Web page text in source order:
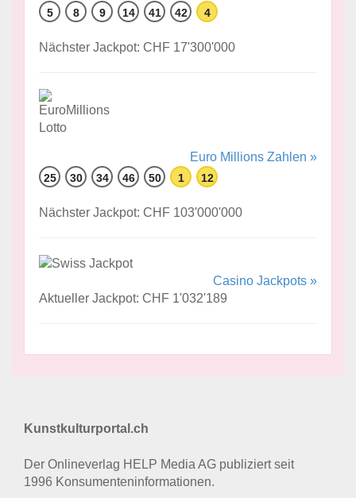
5 8 9 14 41 42 4
Nächster Jackpot: CHF 17'300'000
Euro Millions Zahlen »
25 30 34 46 50 1 12
Nächster Jackpot: CHF 103'000'000
Casino Jackpots »
Aktueller Jackpot: CHF 1'032'189
Kunstkulturportal.ch
Der Onlineverlag HELP Media AG publiziert seit
1996 Konsumenten­informationen.